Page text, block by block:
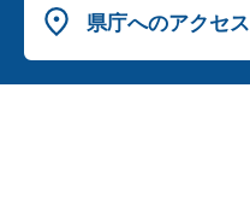
県庁へのアクセス